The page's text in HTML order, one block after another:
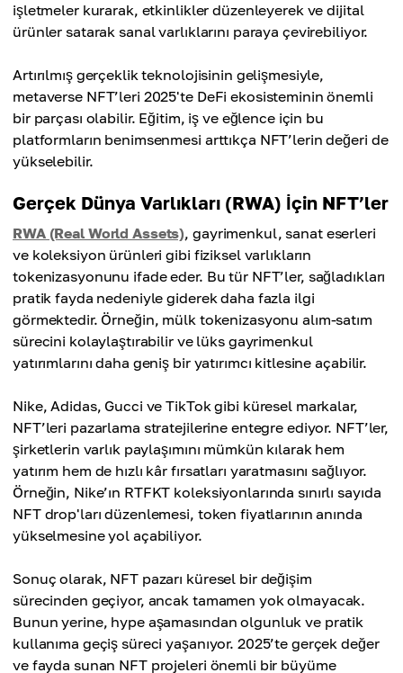
işletmeler kurarak, etkinlikler düzenleyerek ve dijital
ürünler satarak sanal varlıklarını paraya çevirebiliyor.
Artırılmış gerçeklik teknolojisinin gelişmesiyle,
metaverse NFT’leri 2025'te DeFi ekosisteminin önemli
bir parçası olabilir. Eğitim, iş ve eğlence için bu
platformların benimsenmesi arttıkça NFT’lerin değeri de
yükselebilir.
Gerçek Dünya Varlıkları (RWA) İçin NFT’ler
RWA (Real World Assets), gayrimenkul, sanat eserleri
ve koleksiyon ürünleri gibi fiziksel varlıkların
tokenizasyonunu ifade eder. Bu tür NFT’ler, sağladıkları
pratik fayda nedeniyle giderek daha fazla ilgi
görmektedir. Örneğin, mülk tokenizasyonu alım-satım
sürecini kolaylaştırabilir ve lüks gayrimenkul
yatırımlarını daha geniş bir yatırımcı kitlesine açabilir.
Nike, Adidas, Gucci ve TikTok gibi küresel markalar,
NFT’leri pazarlama stratejilerine entegre ediyor. NFT’ler,
şirketlerin varlık paylaşımını mümkün kılarak hem
yatırım hem de hızlı kâr fırsatları yaratmasını sağlıyor.
Örneğin, Nike’ın RTFKT koleksiyonlarında sınırlı sayıda
NFT drop'ları düzenlemesi, token fiyatlarının anında
yükselmesine yol açabiliyor.
Sonuç olarak, NFT pazarı küresel bir değişim
sürecinden geçiyor, ancak tamamen yok olmayacak.
Bunun yerine, hype aşamasından olgunluk ve pratik
kullanıma geçiş süreci yaşanıyor. 2025’te gerçek değer
ve fayda sunan NFT projeleri önemli bir büyüme